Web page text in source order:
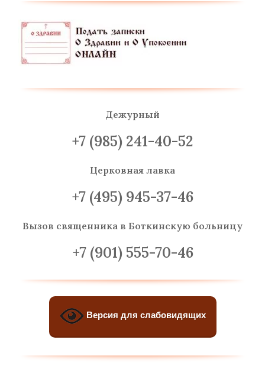
Дежурный
+7 (985) 241-40-52
Церковная лавка
+7 (495) 945-37-46
Вызов священника в Боткинскую больницу
+7 (901) 555-70-46
Версия для слабовидящих